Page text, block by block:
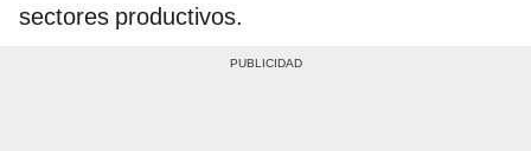
sectores productivos.